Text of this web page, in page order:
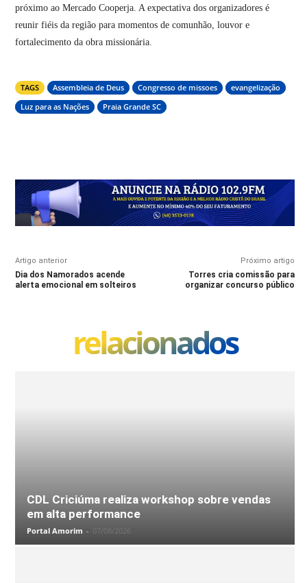
próximo ao Mercado Cooperja. A expectativa dos organizadores é
reunir fiéis da região para momentos de comunhão, louvor e
fortalecimento da obra missionária.
TAGS Assembleia de Deus Congresso de missoes
evangelização
Luz para as Nações
Praia Grande SC
Artigo anterior
Dia dos Namorados acende
alerta emocional em solteiros
Próximo artigo
Torres cria comissão para
organizar concurso público
relacionados
CDL Criciúma realiza workshop sobre vendas
em alta performance
Portal Amorim - 07/08/2026